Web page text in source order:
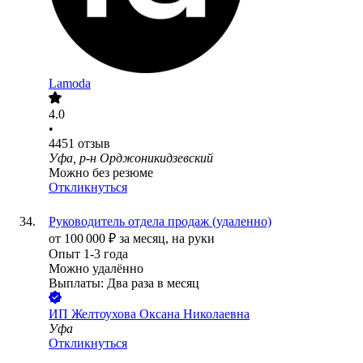
Lamoda
4.0
•
4451 отзыв
Уфа, р-н Орджоникидзевский
Можно без резюме
Откликнуться
Руководитель отдела продаж (удаленно)
от 100 000 ₽ за месяц, на руки
Опыт 1-3 года
Можно удалённо
Выплаты: Два раза в месяц
ИП Желтоухова Оксана Николаевна
Уфа
Откликнуться